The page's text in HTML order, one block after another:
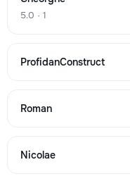
→
495
5.0 · 1
ProfidanConstruct
Roman
Nicolae